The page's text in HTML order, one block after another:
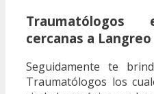
Traumatólogos
cercanas a Langreo
Seguidamente te
Traumatólogos los